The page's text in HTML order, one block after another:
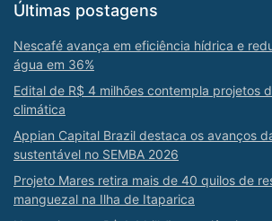
Últimas postagens
Nescafé avança em eficiência hídrica e
água em 36%
Edital de R$ 4 milhões contempla projetos
climática
Appian Capital Brazil destaca os avanços
sustentável no SEMBA 2026
Projeto Mares retira mais de 40 quilos de
manguezal na Ilha de Itaparica